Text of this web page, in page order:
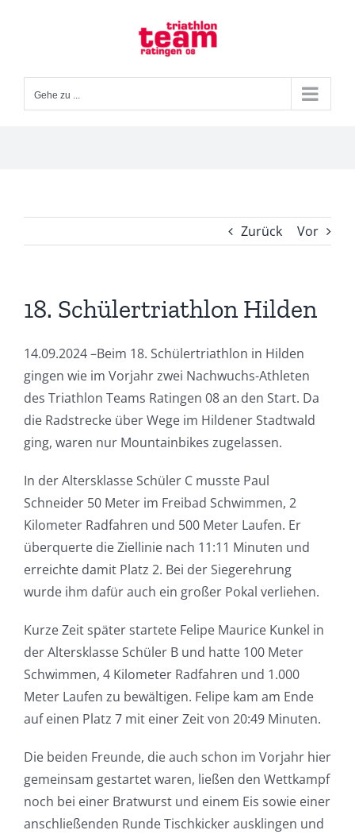
Gehe zu ...
Zurück Vor
18. Schülertriathlon Hilden
14.09.2024 –Beim 18. Schülertriathlon in Hilden
gingen wie im Vorjahr zwei Nachwuchs-Athleten
des Triathlon Teams Ratingen 08 an den Start. Da
die Radstrecke über Wege im Hildener Stadtwald
ging, waren nur Mountainbikes zugelassen.
In der Altersklasse Schüler C musste Paul
Schneider 50 Meter im Freibad Schwimmen, 2
Kilometer Radfahren und 500 Meter Laufen. Er
überquerte die Ziellinie nach 11:11 Minuten und
erreichte damit Platz 2. Bei der Siegerehrung
wurde ihm dafür auch ein großer Pokal verliehen.
Kurze Zeit später startete Felipe Maurice Kunkel in
der Altersklasse Schüler B und hatte 100 Meter
Schwimmen, 4 Kilometer Radfahren und 1.000
Meter Laufen zu bewältigen. Felipe kam am Ende
auf einen Platz 7 mit einer Zeit von 20:49 Minuten.
Die beiden Freunde, die auch schon im Vorjahr hier
gemeinsam gestartet waren, ließen den Wettkampf
noch bei einer Bratwurst und einem Eis sowie einer
anschließenden Runde Tischkicker ausklingen und